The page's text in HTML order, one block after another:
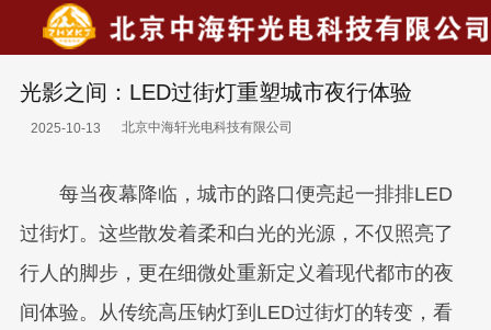
光影之间：LED过街灯重塑城市夜行体验
2025-10-13 北京中海轩光电科技有限公司
每当夜幕降临，城市的路口便亮起一排排LED
过街灯。这些散发着柔和白光的光源，不仅照亮了
行人的脚步，更在细微处重新定义着现代都市的夜
间体验。从传统高压钠灯到LED过街灯的转变，看